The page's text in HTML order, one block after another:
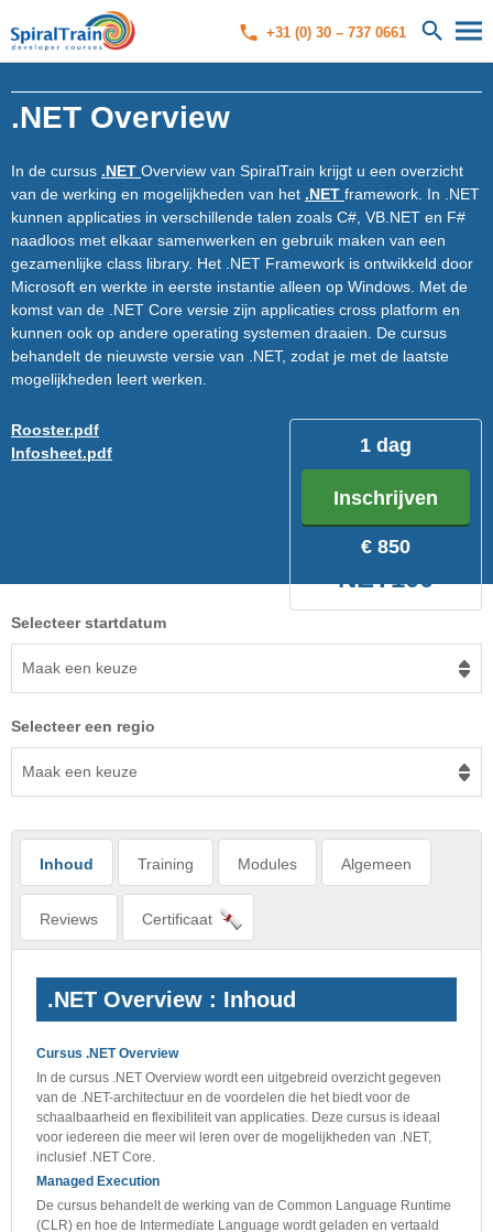
+31 (0) 30 – 737 0661
.NET Overview
In de cursus .NET Overview van SpiralTrain krijgt u een overzicht
van de werking en mogelijkheden van het .NET framework. In .NET
kunnen applicaties in verschillende talen zoals C#, VB.NET en F#
naadloos met elkaar samenwerken en gebruik maken van een
gezamenlijke class library. Het .NET Framework is ontwikkeld door
Microsoft en werkte in eerste instantie alleen op Windows. Met de
komst van de .NET Core versie zijn applicaties cross platform en
kunnen ook op andere operating systemen draaien. De cursus
behandelt de nieuwste versie van .NET, zodat je met de laatste
mogelijkheden leert werken.
1 dag
Inschrijven
€ 850
NET100
Rooster.pdf
Infosheet.pdf
Selecteer startdatum
Maak een keuze
Selecteer een regio
Maak een keuze
Inhoud Training Modules Algemeen
Reviews Certificaat
.NET Overview : Inhoud
Cursus .NET Overview
In de cursus .NET Overview wordt een uitgebreid overzicht gegeven
van de .NET-architectuur en de voordelen die het biedt voor de
schaalbaarheid en flexibiliteit van applicaties. Deze cursus is ideaal
voor iedereen die meer wil leren over de mogelijkheden van .NET,
inclusief .NET Core.
Managed Execution
De cursus behandelt de werking van de Common Language Runtime
(CLR) en hoe de Intermediate Language wordt geladen en vertaald